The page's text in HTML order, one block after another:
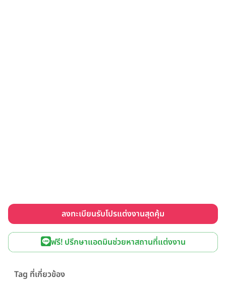
ลงทะเบียนรับโปรแต่งงานสุดคุ้ม
ฟรี! ปรึกษาแอดมินช่วยหาสถานที่แต่งงาน
Tag ที่เกี่ยวข้อง